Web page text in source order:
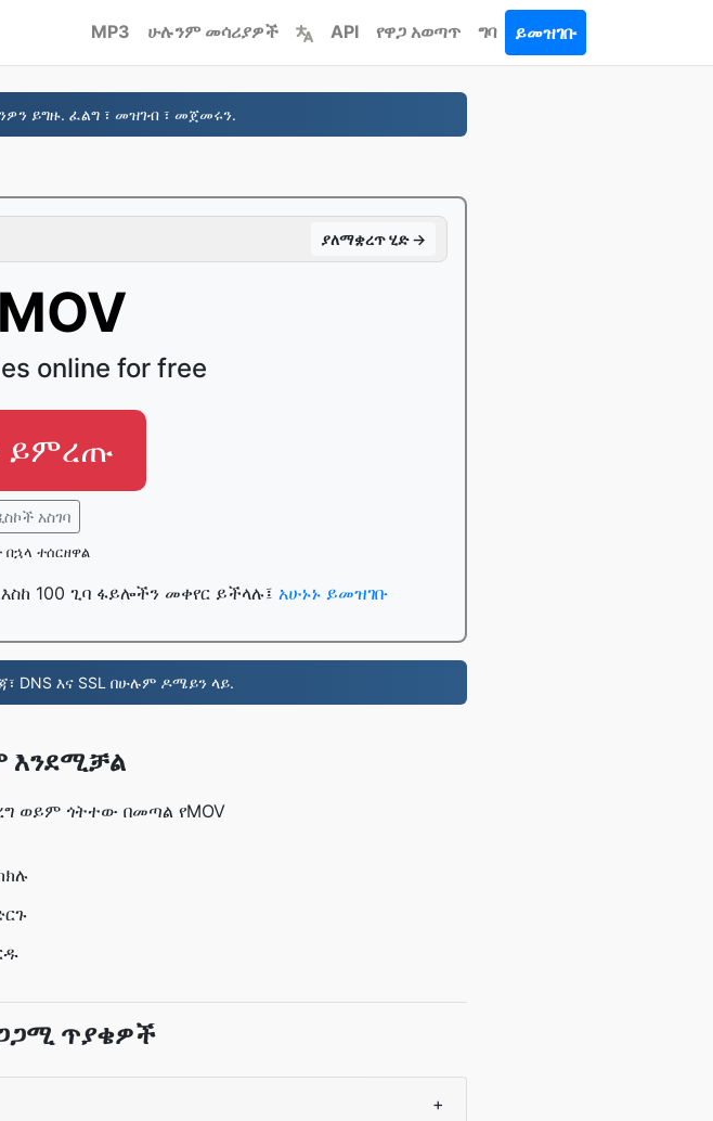
MP3 ሁሉንም መሳሪያዎች API የዋጋ አወጣጥ ግባ ይመዝገቡ
ይግዙ. ፈልግ ፣ መዝገብ ፣ መጀመሩን.
ያለማቋረጥ ሂድ →
online for free
ይምረጡ
አስገባ
ተሰርዘዋል
100 ጊባ ፋይሎችን መቀየር ይችላሉ፤ አሁኑኑ ይመዝገቡ
DNS እና SSL በሁሉም ዶሜይን ላይ.
እንደሚቻል
ወይም ጎትተው በመጣል የMOV
ጥያቄዎች
+